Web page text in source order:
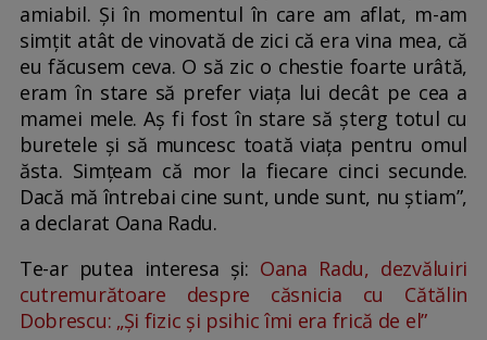
amiabil. Și în momentul în care am aflat, m-am
simțit atât de vinovată de zici că era vina mea, că
eu făcusem ceva. O să zic o chestie foarte urâtă,
eram în stare să prefer viața lui decât pe cea a
mamei mele. Aș fi fost în stare să șterg totul cu
buretele și să muncesc toată viața pentru omul
ăsta. Simțeam că mor la fiecare cinci secunde.
Dacă mă întrebai cine sunt, unde sunt, nu știam”,
a declarat Oana Radu.
Te-ar putea interesa și: Oana Radu, dezvăluiri
cutremurătoare despre căsnicia cu Cătălin
Dobrescu: „Și fizic și psihic îmi era frică de el”